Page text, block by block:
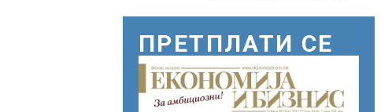
снимки за „Големи темни
триаголници со светла“
ПРЕТПЛАТИ СЕ